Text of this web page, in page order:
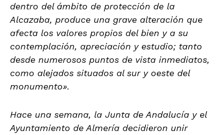
dentro del ámbito de protección de la
Alcazaba, produce una grave alteración que
afecta los valores propios del bien y a su
contemplación, apreciación y estudio; tanto
desde numerosos puntos de vista inmediatos,
como alejados situados al sur y oeste del
monumento».
Hace una semana, la Junta de Andalucía y el
Ayuntamiento de Almería decidieron unir